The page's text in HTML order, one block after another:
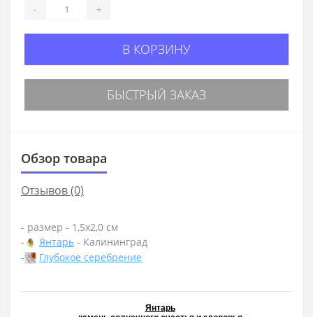
- +
В КОРЗИНУ
БЫСТРЫЙ ЗАКАЗ
Обзор товара
Отзывов (0)
- размер - 1,5х2,0 см
-
Янтарь - Калининград
-
Глубокое серебрение
Янтарь